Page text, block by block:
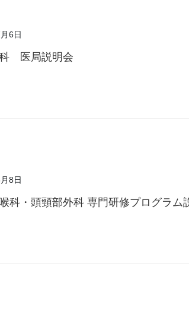
6日
医局説明会
8日
科・頭頸部外科 専門研修プログラム